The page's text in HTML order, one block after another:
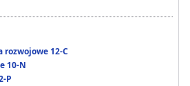
rozwojowe 12-C
10-N
P